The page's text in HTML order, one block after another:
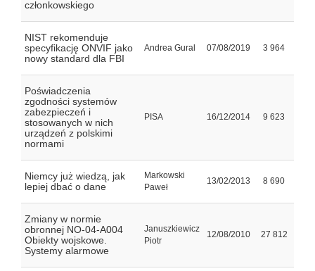
członkowskiego
NIST rekomenduje
specyfikację ONVIF jako
nowy standard dla FBI
Andrea Gural 07/08/2019 3 964
Poświadczenia
zgodności systemów
zabezpieczeń i
stosowanych w nich
urządzeń z polskimi
normami
PISA 16/12/2014 9 623
Niemcy już wiedzą, jak
lepiej dbać o dane
Markowski
Paweł
13/02/2013 8 690
Zmiany w normie
obronnej NO-04-A004
Obiekty wojskowe.
Systemy alarmowe
Januszkiewicz
Piotr
12/08/2010 27 812